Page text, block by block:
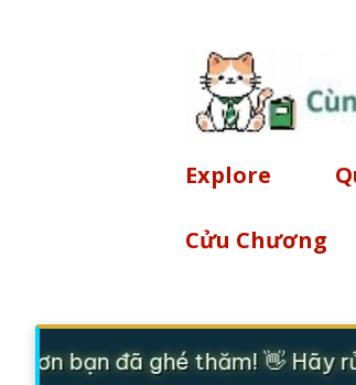
Explore
Cửu Chương
ơn bạn đã ghé thăm! 👋 Hãy